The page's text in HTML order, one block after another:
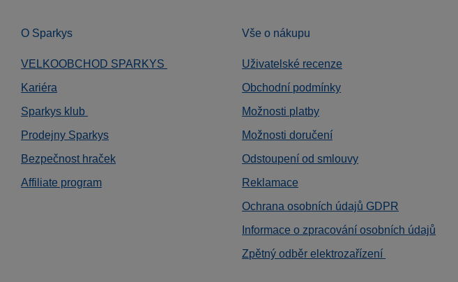
O Sparkys
VELKOOBCHOD SPARKYS
Kariéra
Sparkys klub
Prodejny Sparkys
Bezpečnost hraček
Affiliate program
Vše o nákupu
Uživatelské recenze
Obchodní podmínky
Možnosti platby
Možnosti doručení
Odstoupení od smlouvy
Reklamace
Ochrana osobních údajů GDPR
Informace o zpracování osobních údajů
Zpětný odběr elektrozařízení